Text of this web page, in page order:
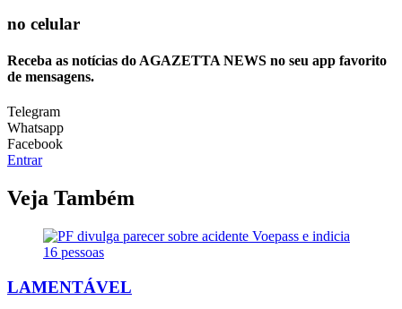
no celular
Receba as notícias do AGAZETTA NEWS no seu app favorito
de mensagens.
Telegram
Whatsapp
Facebook
Entrar
Veja Também
LAMENTÁVEL